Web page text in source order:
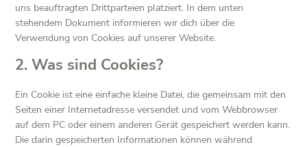
uns beauftragten Drittparteien platziert. In dem unten
stehendem Dokument informieren wir dich über die
Verwendung von Cookies auf unserer Website.
2. Was sind Cookies?
Ein Cookie ist eine einfache kleine Datei, die gemeinsam mit den
Seiten einer Internetadresse versendet und vom Webbrowser
auf dem PC oder einem anderen Gerät gespeichert werden kann.
Die darin gespeicherten Informationen können während